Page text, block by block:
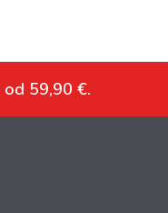
od 59,90 €.